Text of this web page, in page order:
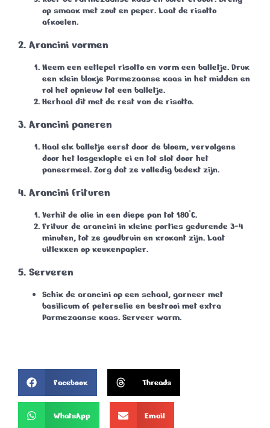
op smaak met zout en peper. Laat de risotto
afkoelen.
2. Arancini vormen
Neem een eetlepel risotto en vorm een balletje. Druk
een klein blokje Parmezaanse kaas in het midden en
rol het opnieuw tot een balletje.
Herhaal dit met de rest van de risotto.
3. Arancini paneren
Haal elk balletje eerst door de bloem, vervolgens
door het losgeklopte ei en tot slot door het
paneermeel. Zorg dat ze volledig bedekt zijn.
4. Arancini frituren
Verhit de olie in een diepe pan tot 180°C.
Frituur de arancini in kleine porties gedurende 3-4
minuten, tot ze goudbruin en krokant zijn. Laat
uitlekken op keukenpapier.
5. Serveren
Schik de arancini op een schaal, garneer met
basilicum of peterselie en bestrooi met extra
Parmezaanse kaas. Serveer warm.
Facebook Threads
WhatsApp Email